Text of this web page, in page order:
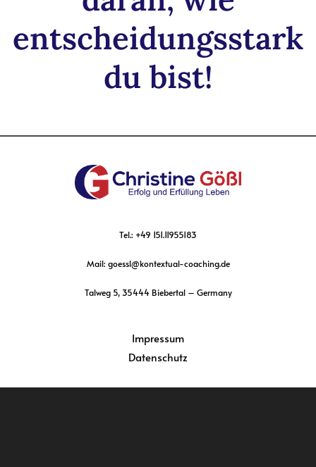
entscheidungsstark
du bist!
Tel.: +49 151.11955183
Mail: goessl@kontextual-coaching.de
Talweg 5, 35444 Biebertal – Germany
Impressum
Datenschutz